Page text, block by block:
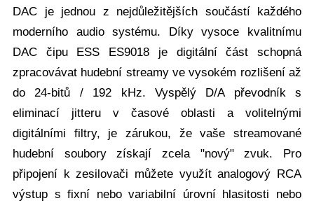
DAC je jednou z nejdůležitějších součástí každého
moderního audio systému. Díky vysoce kvalitnímu
DAC čipu ESS ES9018 je digitální část schopná
zpracovávat hudební streamy ve vysokém rozlišení až
do 24-bitů / 192 kHz. Vyspělý D/A převodník s
eliminací jitteru v časové oblasti a volitelnými
digitálními filtry, je zárukou, že vaše streamované
hudební soubory získají zcela "nový" zvuk. Pro
připojení k zesilovači můžete využít analogový RCA
výstup s fixní nebo variabilní úrovní hlasitosti nebo